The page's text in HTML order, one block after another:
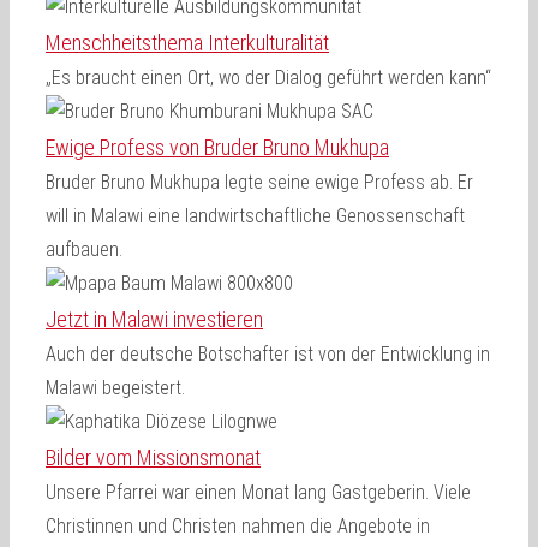
Menschheitsthema Interkulturalität
„Es braucht einen Ort, wo der Dialog geführt werden kann“
Ewige Profess von Bruder Bruno Mukhupa
Bruder Bruno Mukhupa legte seine ewige Profess ab. Er
will in Malawi eine landwirtschaftliche Genossenschaft
aufbauen.
Jetzt in Malawi investieren
Auch der deutsche Botschafter ist von der Entwicklung in
Malawi begeistert.
Bilder vom Missionsmonat
Unsere Pfarrei war einen Monat lang Gastgeberin. Viele
Christinnen und Christen nahmen die Angebote in